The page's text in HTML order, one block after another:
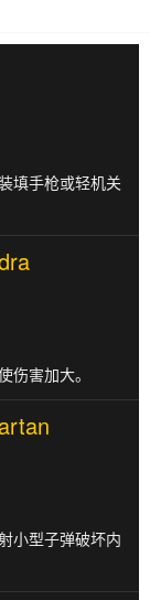
填手枪或轻机关
伤害加大。
小型子弹破坏内